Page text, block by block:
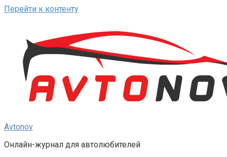
Перейти к контенту
Avtonov
Онлайн-журнал для автолюбителей